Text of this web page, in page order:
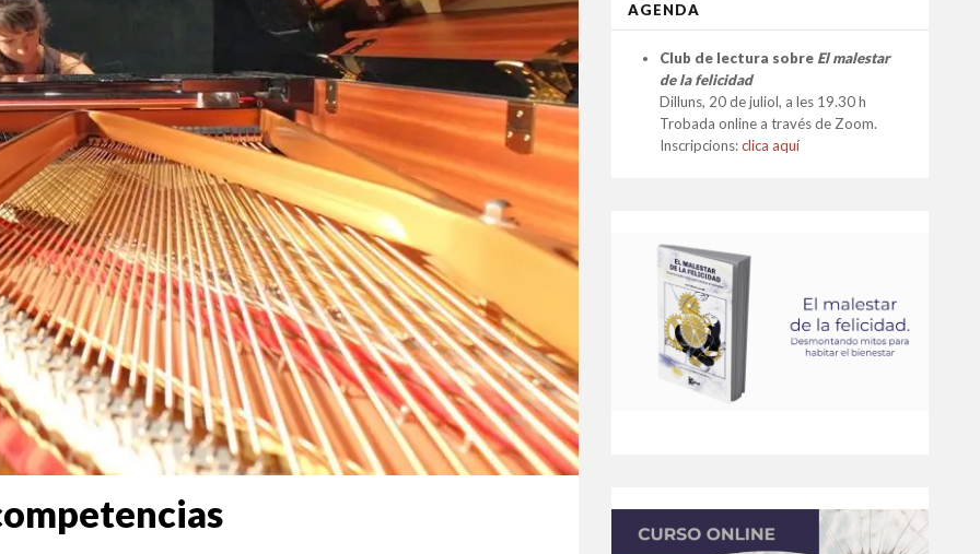
AGENDA
Club de lectura sobre El malestar
de la felicidad
Dilluns, 20 de juliol, a les 19.30 h
Trobada online a través de Zoom.
Inscripcions:clica aquí